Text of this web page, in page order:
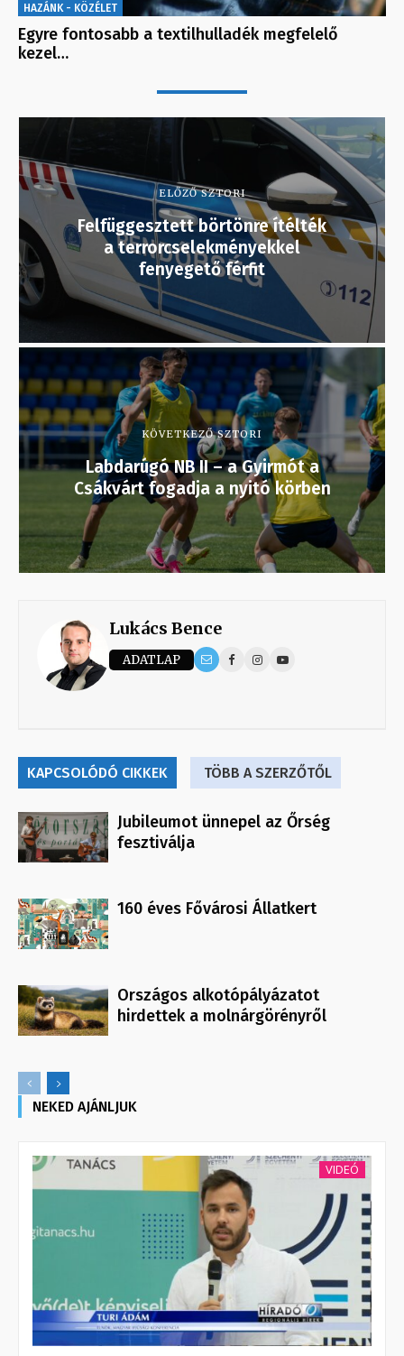
HAZÁNK - KÖZÉLET
Egyre fontosabb a textilhulladék megfelelő
kezel…
ELŐZŐ SZTORI
Felfüggesztett börtönre ítélték
a terrorcselekményekkel
fenyegető férfit
KÖVETKEZŐ SZTORI
Labdarúgó NB II – a Gyirmót a
Csákvárt fogadja a nyitó körben
Lukács Bence
ADATLAP
KAPCSOLÓDÓ CIKKEK TÖBB A SZERZŐTŐL
Jubileumot ünnepel az Őrség
fesztiválja
160 éves Fővárosi Állatkert
Országos alkotópályázatot
hirdettek a molnárgörényről
NEKED AJÁNLJUK
VIDEÓ